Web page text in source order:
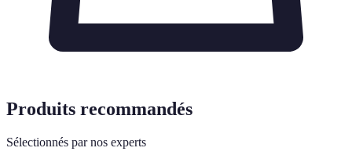
Produits recommandés
Sélectionnés par nos experts